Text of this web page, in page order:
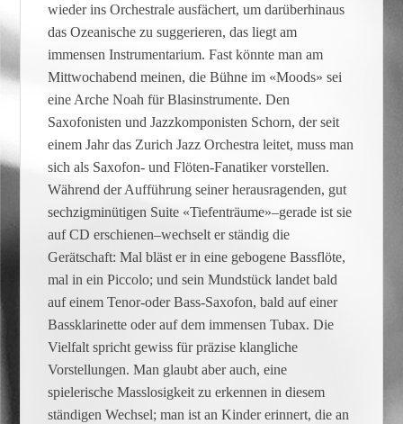
wieder ins Orchestrale ausfächert, um darüberhinaus
das Ozeanische zu suggerieren, das liegt am
immensen Instrumentarium. Fast könnte man am
Mittwochabend meinen, die Bühne im «Moods» sei
eine Arche Noah für Blasinstrumente. Den
Saxofonisten und Jazzkomponisten Schorn, der seit
einem Jahr das Zurich Jazz Orchestra leitet, muss man
sich als Saxofon- und Flöten-Fanatiker vorstellen.
Während der Aufführung seiner herausragenden, gut
sechzigminütigen Suite «Tiefenträume»–gerade ist sie
auf CD erschienen–wechselt er ständig die
Gerätschaft: Mal bläst er in eine gebogene Bassflöte,
mal in ein Piccolo; und sein Mundstück landet bald
auf einem Tenor-oder Bass-Saxofon, bald auf einer
Bassklarinette oder auf dem immensen Tubax. Die
Vielfalt spricht gewiss für präzise klangliche
Vorstellungen. Man glaubt aber auch, eine
spielerische Masslosigkeit zu erkennen in diesem
ständigen Wechsel; man ist an Kinder erinnert, die an